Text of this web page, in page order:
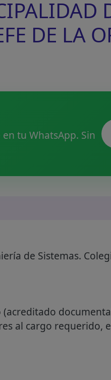
DE LA
tu WhatsApp. Sin
de Sistemas.
al cargo requerido,